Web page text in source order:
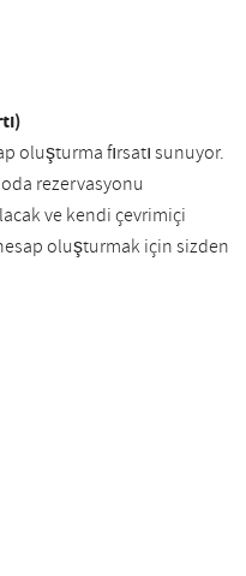
oluşturma fırsatı sunuyor.
rezervasyonu
ve kendi çevrimiçi
oluşturmak için sizden